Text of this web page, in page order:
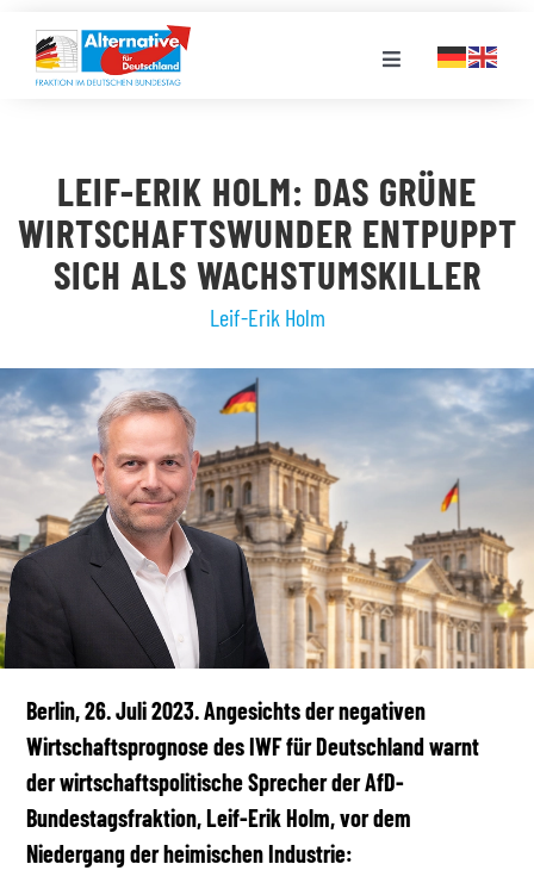
Inhalt
springen
Toggle
LANDESGRUPPEN
VERANSTALTUNGEN
PRESSE
STELLENPORTAL
MEDIATHEK
LEIF-ERIK HOLM: DAS GRÜNE
WIRTSCHAFTSWUNDER ENTPUPPT
SICH ALS WACHSTUMSKILLER
Leif-Erik Holm
Berlin, 26. Juli 2023. Angesichts der negativen
Wirtschaftsprognose des IWF für Deutschland warnt
der wirtschaftspolitische Sprecher der AfD-
Bundestagsfraktion, Leif-Erik Holm, vor dem
Niedergang der heimischen Industrie: